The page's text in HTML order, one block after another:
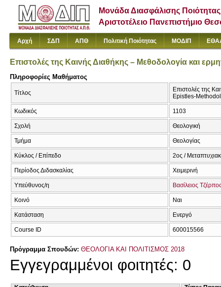
Μονάδα Διασφάλισης Ποιότητας
Αριστοτέλειο Πανεπιστήμιο
Αρχή ΣΔΠ ΑΠΘ Πολιτική Ποιότητας ΜΟΔΙΠ
Επιστολές της Καινής Διαθήκης – Μεθοδολογία και
Πληροφορίες Μαθήματος
Τίτλος
Επιστολές της
Epistles-
Κωδικός 1103
Σχολή Θεολογική
Τμήμα Θεολογίας
Κύκλος / Επίπεδο 2ος /
Περίοδος Διδασκαλίας Χειμερινή
Υπεύθυνος/η Βασίλειος
Κοινό Ναι
Κατάσταση Ενεργό
Course ID 600015566
Πρόγραμμα Σπουδών: ΘΕΟΛΟΓΙΑ ΚΑΙ ΠΟΛΙΤΙΣΜΟΣ 2018
Εγγεγραμμένοι φοιτητές: 0